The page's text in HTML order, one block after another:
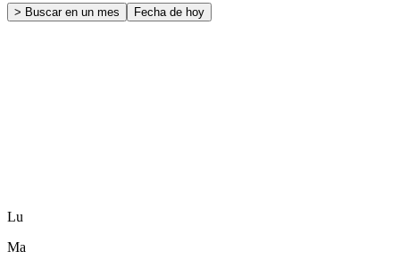
> Buscar en un mes Fecha de hoy
Lu
Ma